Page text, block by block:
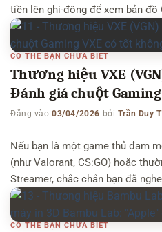
tiền lên ghi-đông để xem bản
vô vàn rủi ro: Điện thoại quá
nhìn khi đi […]
CÓ THỂ BẠN CHƯA BIẾT
Thương hiệu VXE
Đánh giá chuột
Đăng vào03/04/2026 bởi Trần Duy
Nếu bạn là một game thủ đam
(như Valorant, CS:GO) hoặc
Streamer, chắc chắn bạn đã
phải nhẹ thì vẩy tâm mới
chuột Gaming không dây siêu
CÓ THỂ BẠN CHƯA BIẾT